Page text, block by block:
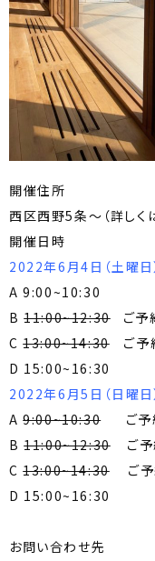
開催住所
西区西野5条〜（詳しく
開催日時
2022年6月4日（土曜日
A 9:00~10:30
B11:00~12:30ご予
C13:00~14:30ご予
D 15:00~16:30
2022年6月5日（日曜日
A9:00~10:30ご予
B11:00~12:30ご予
C13:00~14:30ご予
D 15:00~16:30
お問い合わせ先